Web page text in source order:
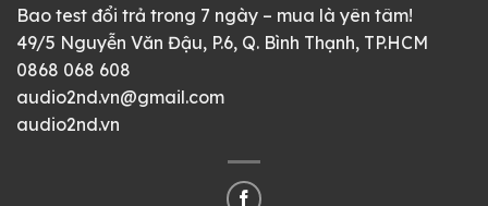
Bao test đổi trả trong 7 ngày – mua là yên tâm!
49/5 Nguyễn Văn Đậu, P.6, Q. Bình Thạnh, TP.HCM
0868 068 608
audio2nd.vn@gmail.com
audio2nd.vn